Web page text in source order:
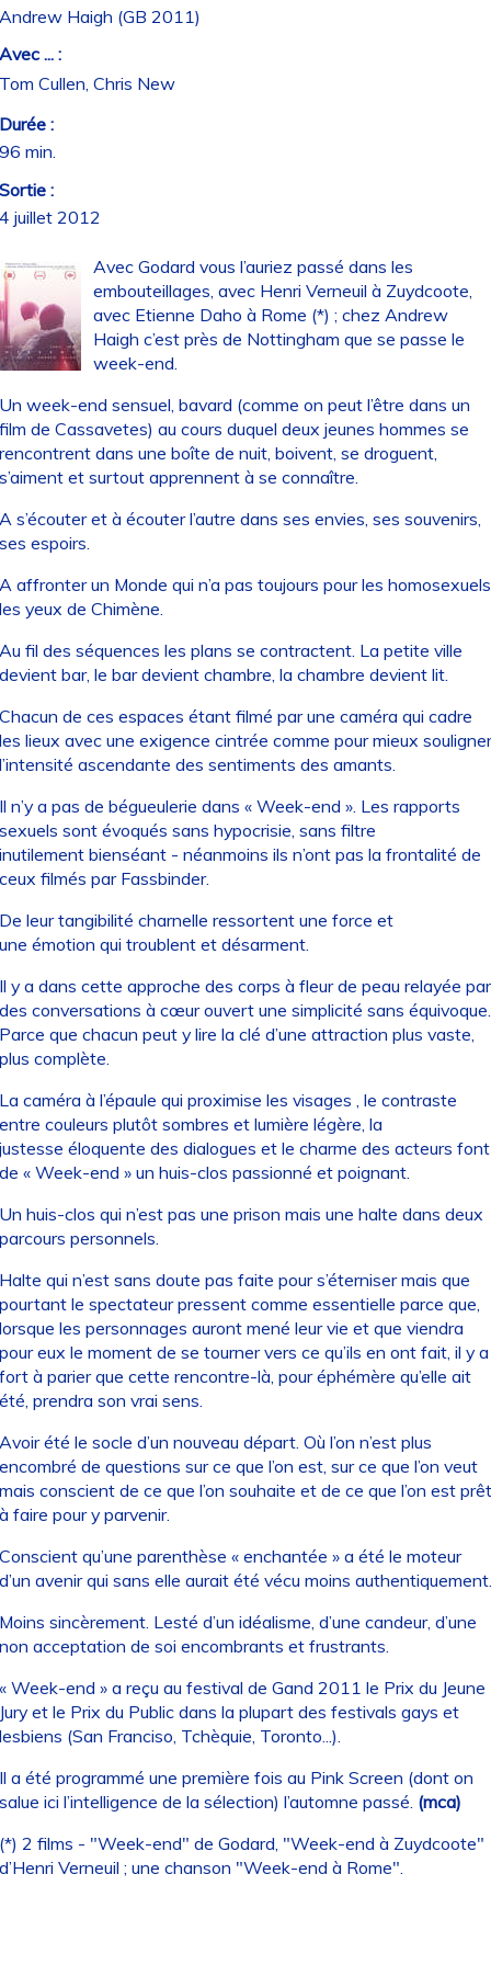
Haigh (GB 2011)
... :
Cullen, Chris New
:
min.
:
juillet 2012
Avec Godard vous l’auriez passé dans les
embouteillages, avec Henri Verneuil à Zuydcoote,
avec Etienne Daho à Rome (*) ; chez Andrew
Haigh c’est près de Nottingham que se passe le
week-end.
week-end sensuel, bavard (comme on peut l’être dans un
de Cassavetes) au cours duquel deux jeunes hommes se
dans une boîte de nuit, boivent, se droguent,
et surtout apprennent à se connaître.
s’écouter et à écouter l’autre dans ses envies, ses souvenirs,
espoirs.
affronter un Monde qui n’a pas toujours pour les homosexuels
yeux de Chimène.
fil des séquences les plans se contractent. La petite ville
bar, le bar devient chambre, la chambre devient lit.
de ces espaces étant filmé par une caméra qui cadre
lieux avec une exigence cintrée comme pour mieux souligner
ascendante des sentiments des amants.
n’y a pas de bégueulerie dans « Week-end ». Les rapports
sont évoqués sans hypocrisie, sans filtre
bienséant - néanmoins ils n’ont pas la frontalité de
filmés par Fassbinder.
leur tangibilité charnelle ressortent une force et
émotion qui troublent et désarment.
y a dans cette approche des corps à fleur de peau relayée par
conversations à cœur ouvert une simplicité sans équivoque.
que chacun peut y lire la clé d’une attraction plus vaste,
complète.
caméra à l’épaule qui proximise les visages , le contraste
couleurs plutôt sombres et lumière légère, la
éloquente des dialogues et le charme des acteurs font
« Week-end » un huis-clos passionné et poignant.
huis-clos qui n’est pas une prison mais une halte dans deux
personnels.
qui n’est sans doute pas faite pour s’éterniser mais que
le spectateur pressent comme essentielle parce que,
les personnages auront mené leur vie et que viendra
eux le moment de se tourner vers ce qu’ils en ont fait, il y a
à parier que cette rencontre-là, pour éphémère qu’elle ait
prendra son vrai sens.
été le socle d’un nouveau départ. Où l’on n’est plus
de questions sur ce que l’on est, sur ce que l’on veut
conscient de ce que l’on souhaite et de ce que l’on est prêt
faire pour y parvenir.
qu’une parenthèse « enchantée » a été le moteur
avenir qui sans elle aurait été vécu moins authentiquement.
sincèrement. Lesté d’un idéalisme, d’une candeur, d’une
acceptation de soi encombrants et frustrants.
Week-end » a reçu au festival de Gand 2011 le Prix du Jeune
et le Prix du Public dans la plupart des festivals gays et
(San Franciso, Tchèquie, Toronto...).
a été programmé une première fois au Pink Screen (dont on
ici l’intelligence de la sélection) l’automne passé. (mca)
2 films - "Week-end" de Godard, "Week-end à Zuydcoote"
Verneuil ; une chanson "Week-end à Rome".